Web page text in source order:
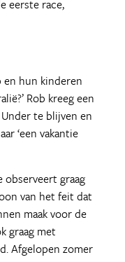
eerste race,
en hun kinderen
Rob kreeg een
te blijven en
‘een vakantie
graag
van het feit dat
maak voor de
graag met
Afgelopen zomer